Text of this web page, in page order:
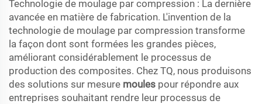
Technologie de moulage par compression : La dernière
avancée en matière de fabrication. L'invention de la
technologie de moulage par compression transforme
la façon dont sont formées les grandes pièces,
améliorant considérablement le processus de
production des composites. Chez TQ, nous produisons
des solutions sur mesure moules pour répondre aux
entreprises souhaitant rendre leur processus de